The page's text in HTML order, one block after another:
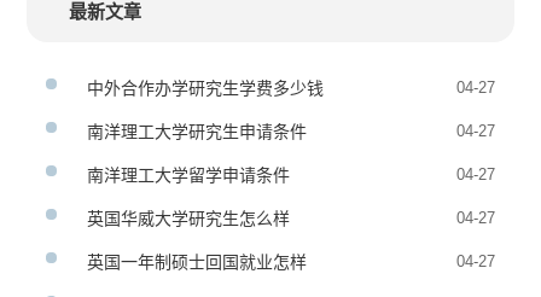
最新文章
中外合作办学研究生学费多少钱 04-27
南洋理工大学研究生申请条件 04-27
南洋理工大学留学申请条件 04-27
英国华威大学研究生怎么样 04-27
英国一年制硕士回国就业怎样 04-27